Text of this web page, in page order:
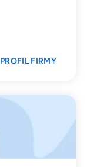
PROFIL FIRMY